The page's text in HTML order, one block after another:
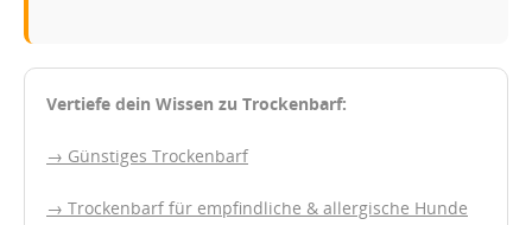
Vertiefe dein Wissen zu Trockenbarf:
→ Günstiges Trockenbarf
→ Trockenbarf für empfindliche & allergische Hunde